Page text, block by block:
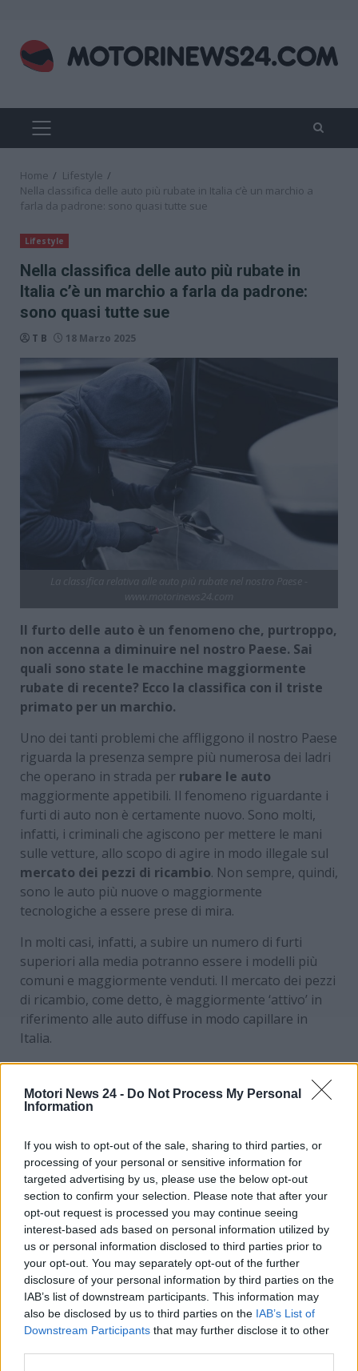
Motori News 24 - Do Not Process My Personal
Information
If you wish to opt-out of the sale, sharing to third parties, or
processing of your personal or sensitive information for
targeted advertising by us, please use the below opt-out
section to confirm your selection. Please note that after your
opt-out request is processed you may continue seeing
interest-based ads based on personal information utilized by
us or personal information disclosed to third parties prior to
your opt-out. You may separately opt-out of the further
disclosure of your personal information by third parties on the
IAB’s list of downstream participants. This information may
also be disclosed by us to third parties on the IAB’s List of
Downstream Participants that may further disclose it to other
content
PRIMARY
MENU
Home
Lifestyle
Nella classifica delle auto più rubate in Italia c’è un marchio a
farla da padrone: sono quasi tutte sue
Lifestyle
Nella classifica delle auto più rubate in
Italia c’è un marchio a farla da padrone:
sono quasi tutte sue
T B 18 Marzo 2025
Il furto delle auto è un fenomeno che, purtroppo,
non accenna a diminuire nel nostro Paese. Sai
quali sono state le macchine maggiormente
rubate di recente? Ecco la classifica con il triste
primato per un marchio.
Uno dei tanti problemi che affliggono il nostro Paese
riguarda la presenza sempre più numerosa dei ladri
che operano in strada per rubare le auto
maggiormente appetibili. Il fenomeno riguardante i
furti di auto non è certamente nuovo. Sono molti,
infatti, i criminali che agiscono per mettere le mani
sulle vetture, allo scopo di agire in modo illegale sul
mercato dei pezzi di ricambio. Non sempre, quindi,
sono le auto più nuove o maggiormente
tecnologiche a essere prese di mira.
In molti casi, infatti, a subire un numero di furti
superiori alla media potranno essere i modelli più
comuni e maggiormente venduti. Il mercato dei pezzi
di ricambio, come detto, è maggiormente ‘attivo’ in
riferimento alle auto diffuse in modo capillare in
Italia.
Inoltre, le differenze sono molte in base alle regioni
italiane nelle quali avvengono i furti.Il triste
primato ce l’ha la Campania
oltre 26.000 i furti di auto, praticamente un quarto
del totale nazionale. Seguono a distanzail Lazio e la
Puglia, rispettivamente con quasi 17.000 e 15.000
furti a testa. Numeri non certo confortanti ci sono
anche in Sicilia e in Lombardia. In queste cinque
regioni italiane si concentra oltre l’80% dei furti totali
nel nostro Paese.
Ma quali sono i modelli di auto maggiormente
‘ambiti’ dai ladri? Ecco la specifica classificasu
questo genere di criminalità che affligge il nostro
territorio e che mette tutti sull’attenti.